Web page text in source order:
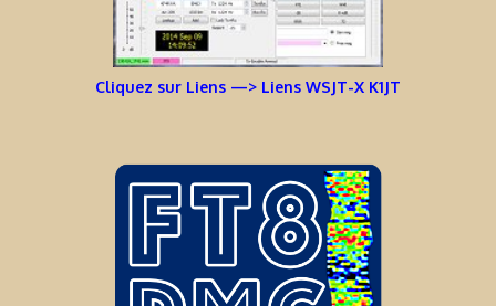
Cliquez sur Liens —> Liens WSJT-X K1JT